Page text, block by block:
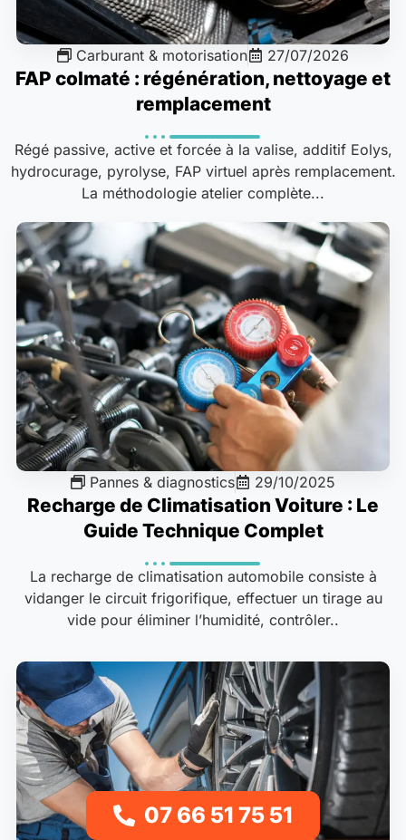
Carburant & motorisation 27/07/2026
FAP colmaté : régénération, nettoyage et
remplacement
Régé passive, active et forcée à la valise, additif Eolys,
hydrocurage, pyrolyse, FAP virtuel après remplacement.
La méthodologie atelier complète...
Pannes & diagnostics 29/10/2025
Recharge de Climatisation Voiture : Le
Guide Technique Complet
La recharge de climatisation automobile consiste à
vidanger le circuit frigorifique, effectuer un tirage au
vide pour éliminer l’humidité, contrôler..
07 66 51 75 51